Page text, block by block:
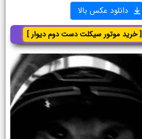
دانلود عکس بالا
[ خرید موتور سیکلت دست دوم دیوار ]